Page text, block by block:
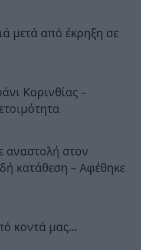
μετά από έκρηξη σε
Κορινθίας –
αναστολή στον
κατάθεση – Αφέθηκε
κοντά μας…